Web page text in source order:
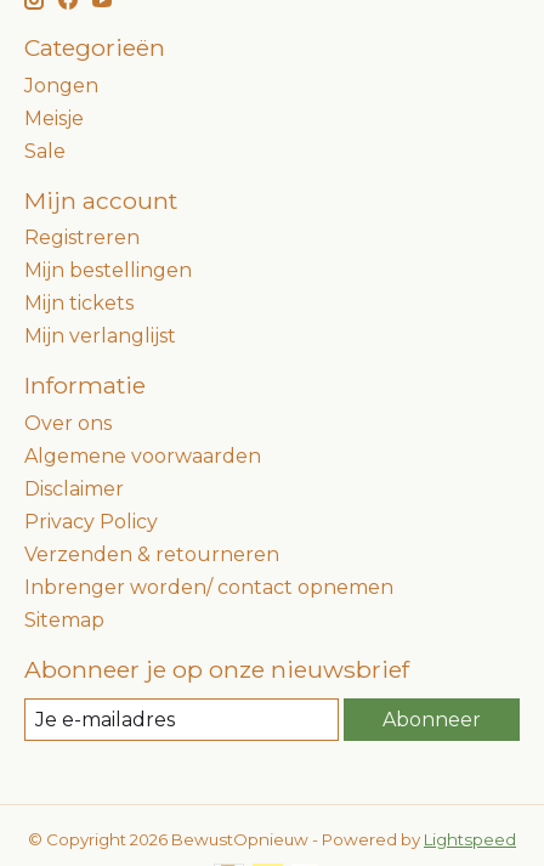
Categorieën
Jongen
Meisje
Sale
Mijn account
Registreren
Mijn bestellingen
Mijn tickets
Mijn verlanglijst
Informatie
Over ons
Algemene voorwaarden
Disclaimer
Privacy Policy
Verzenden & retourneren
Inbrenger worden/ contact opnemen
Sitemap
Abonneer je op onze nieuwsbrief
Abonneer
© Copyright 2026 BewustOpnieuw - Powered by Lightspeed